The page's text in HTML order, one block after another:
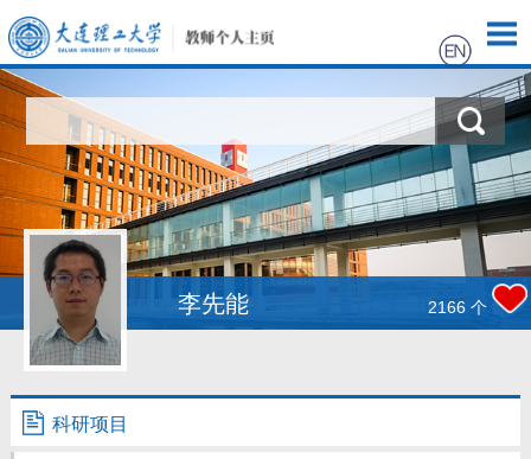
首页
科学研究
教学研究
获奖信息
源代码
招生信息
李先能 2166 个
科研项目